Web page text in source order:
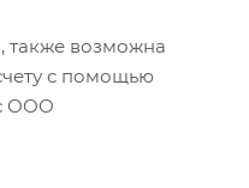
также возможна
с помощью
ООО